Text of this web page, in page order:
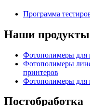
Программа
Наши продукты
Фотополимеры для
Фотополимеры
принтеров
Фотополимеры
Постобработка